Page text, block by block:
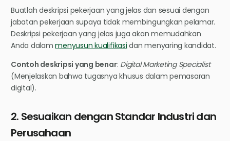
Buatlah deskripsi pekerjaan yang jelas dan sesuai dengan
jabatan pekerjaan supaya tidak membingungkan pelamar.
Deskripsi pekerjaan yang jelas juga akan memudahkan
Anda dalammenyusun kualifikasi dan menyaring kandidat.
Contoh deskripsi yang benar: Digital Marketing Specialist
(Menjelaskan bahwa tugasnya khusus dalam pemasaran
digital).
2. Sesuaikan dengan Standar Industri dan
Perusahaan